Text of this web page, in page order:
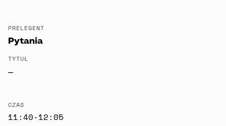
PRELEGENT
Pytania
TYTUŁ
—
CZAS
11:40-12:05